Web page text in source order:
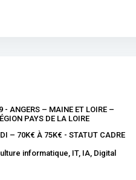
- ANGERS – MAINE ET LOIRE –
PAYS DE LA LOIRE
– 70K€ À 75K€ - STATUT CADRE
informatique, IT, IA, Digital